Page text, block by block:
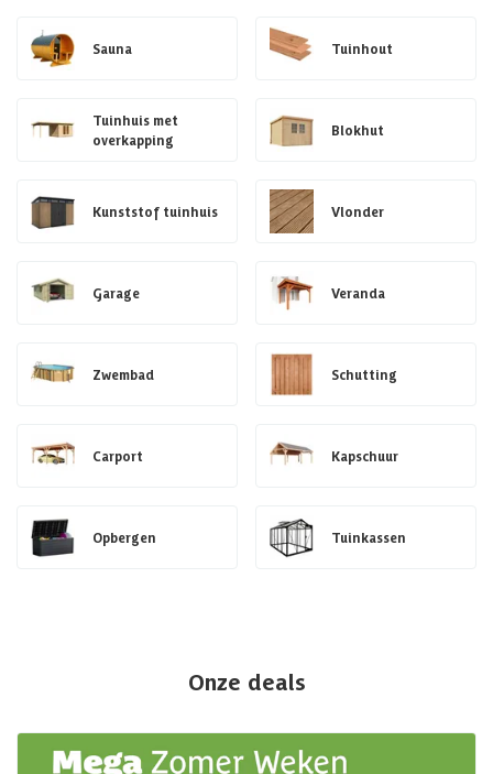
Sauna Tuinhout
Tuinhuis met
overkapping
Blokhut
Kunststof tuinhuis Vlonder
Garage Veranda
Zwembad Schutting
Carport Kapschuur
Opbergen Tuinkassen
Onze deals